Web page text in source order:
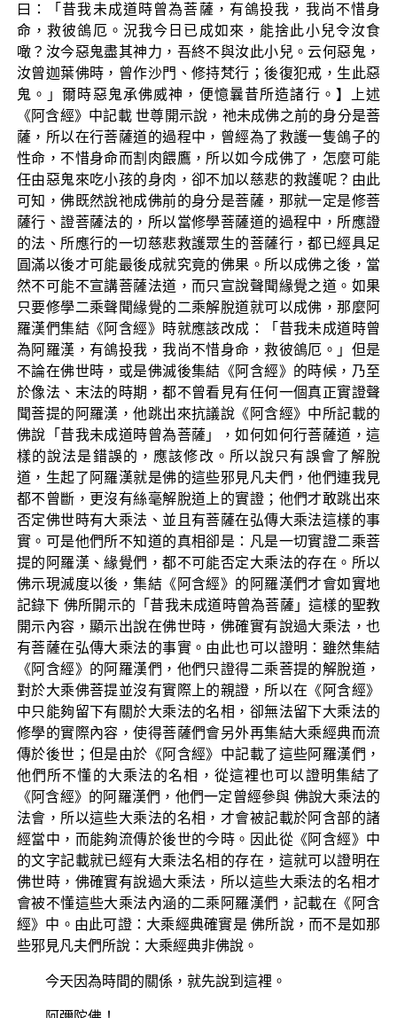
曰：「昔我未成道時曾為菩薩，有鴿投我，我尚不惜身
命，救彼鴿厄。況我今日已成如來，能捨此小兒令汝食
噉？汝今惡鬼盡其神力，吾終不與汝此小兒。云何惡鬼，
汝曾迦葉佛時，曾作沙門、修持梵行；後復犯戒，生此惡
鬼。」爾時惡鬼承佛威神，便憶曩昔所造諸行。】上述
《阿含經》中記載 世尊開示說，祂未成佛之前的身分是菩
薩，所以在行菩薩道的過程中，曾經為了救護一隻鴿子的
性命，不惜身命而割肉餵鷹，所以如今成佛了，怎麼可能
任由惡鬼來吃小孩的身肉，卻不加以慈悲的救護呢？由此
可知，佛既然說祂成佛前的身分是菩薩，那就一定是修菩
薩行、證菩薩法的，所以當修學菩薩道的過程中，所應證
的法、所應行的一切慈悲救護眾生的菩薩行，都已經具足
圓滿以後才可能最後成就究竟的佛果。所以成佛之後，當
然不可能不宣講菩薩法道，而只宣說聲聞緣覺之道。如果
只要修學二乘聲聞緣覺的二乘解脫道就可以成佛，那麼阿
羅漢們集結《阿含經》時就應該改成：「昔我未成道時曾
為阿羅漢，有鴿投我，我尚不惜身命，救彼鴿厄。」但是
不論在佛世時，或是佛滅後集結《阿含經》的時候，乃至
於像法、末法的時期，都不曾看見有任何一個真正實證聲
聞菩提的阿羅漢，他跳出來抗議說《阿含經》中所記載的
佛說「昔我未成道時曾為菩薩」，如何如何行菩薩道，這
樣的說法是錯誤的，應該修改。所以說只有誤會了解脫
道，生起了阿羅漢就是佛的這些邪見凡夫們，他們連我見
都不曾斷，更沒有絲毫解脫道上的實證；他們才敢跳出來
否定佛世時有大乘法、並且有菩薩在弘傳大乘法這樣的事
實。可是他們所不知道的真相卻是：凡是一切實證二乘菩
提的阿羅漢、緣覺們，都不可能否定大乘法的存在。所以
佛示現滅度以後，集結《阿含經》的阿羅漢們才會如實地
記錄下 佛所開示的「昔我未成道時曾為菩薩」這樣的聖教
開示內容，顯示出說在佛世時，佛確實有說過大乘法，也
有菩薩在弘傳大乘法的事實。由此也可以證明：雖然集結
《阿含經》的阿羅漢們，他們只證得二乘菩提的解脫道，
對於大乘佛菩提並沒有實際上的親證，所以在《阿含經》
中只能夠留下有關於大乘法的名相，卻無法留下大乘法的
修學的實際內容，使得菩薩們會另外再集結大乘經典而流
傳於後世；但是由於《阿含經》中記載了這些阿羅漢們，
他們所不懂的大乘法的名相，從這裡也可以證明集結了
《阿含經》的阿羅漢們，他們一定曾經參與 佛說大乘法的
法會，所以這些大乘法的名相，才會被記載於阿含部的諸
經當中，而能夠流傳於後世的今時。因此從《阿含經》中
的文字記載就已經有大乘法名相的存在，這就可以證明在
佛世時，佛確實有說過大乘法，所以這些大乘法的名相才
會被不懂這些大乘法內涵的二乘阿羅漢們，記載在《阿含
經》中。由此可證：大乘經典確實是 佛所說，而不是如那
些邪見凡夫們所說：大乘經典非佛說。
今天因為時間的關係，就先說到這裡。